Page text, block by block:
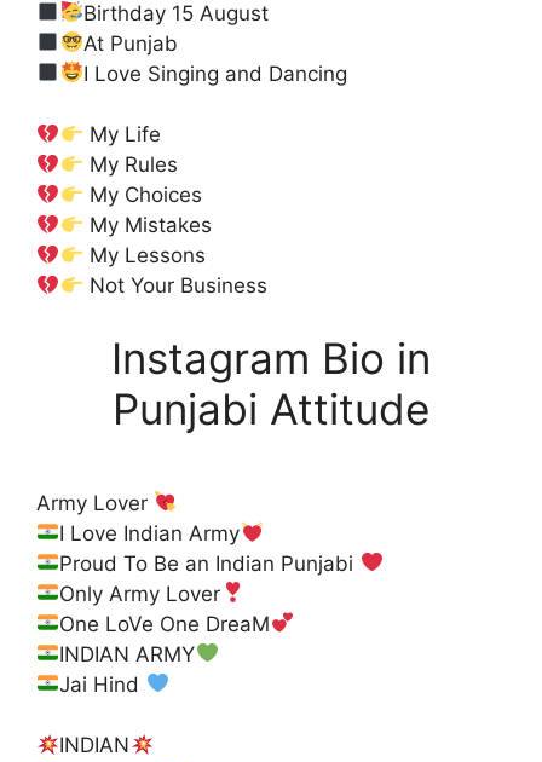
Birthday 15 August
At Punjab
I Love Singing and Dancing
My Life
My Rules
My Choices
My Mistakes
My Lessons
Not Your Business
Instagram Bio in
Punjabi Attitude
Army Lover
I Love Indian Army
Proud To Be an Indian Punjabi
Only Army Lover
One LoVe One DreaM
INDIAN ARMY
Jai Hind
INDIAN